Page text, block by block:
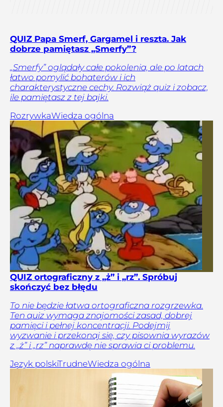
QUIZ Papa Smerf, Gargamel i reszta. Jak
dobrze pamiętasz „Smerfy”?
„Smerfy” oglądały całe pokolenia, ale po latach
łatwo pomylić bohaterów i ich
charakterystyczne cechy. Rozwiąż quiz i zobacz,
ile pamiętasz z tej bajki.
RozrywkaWiedza ogólna
QUIZ ortograficzny z „ż” i „rz”. Spróbuj
skończyć bez błędu
To nie będzie łatwa ortograficzna rozgrzewka.
Ten quiz wymaga znajomości zasad, dobrej
pamięci i pełnej koncentracji. Podejmij
wyzwanie i przekonaj się, czy pisownia wyrazów
z „ż” i „rz” naprawdę nie sprawia ci problemu.
Język polskiTrudneWiedza ogólna